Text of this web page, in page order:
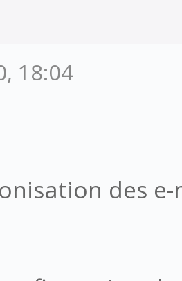
18:04
des